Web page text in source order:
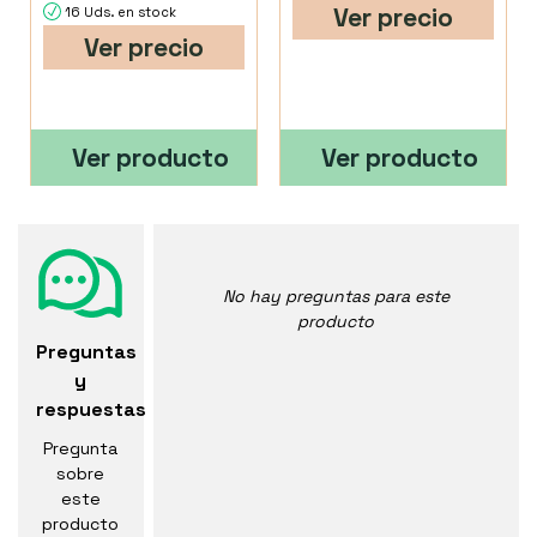
16 Uds. en stock
Ver precio
Ver producto
Ver precio
Ver producto
Preguntas
y
respuestas
Pregunta
sobre
este
producto
No hay preguntas para este
producto